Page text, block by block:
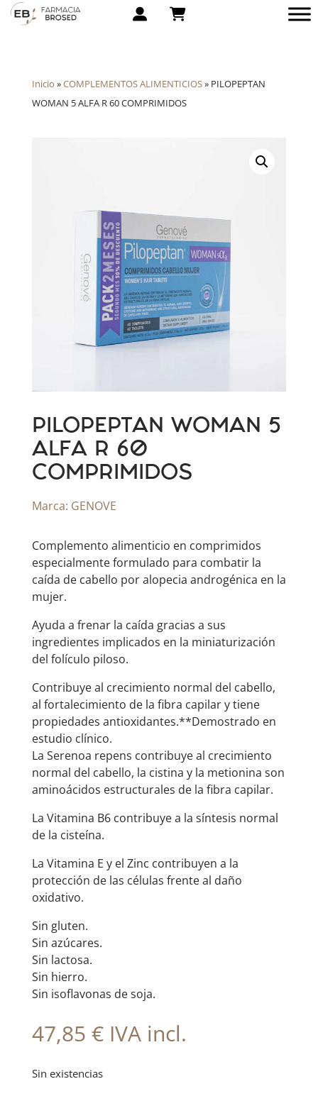
Inicio »COMPLEMENTOS ALIMENTICIOS» PILOPEPTAN
WOMAN 5 ALFA R 60 COMPRIMIDOS
PILOPEPTAN WOMAN 5
ALFA R 60
COMPRIMIDOS
Marca: GENOVE
Complemento alimenticio en comprimidos
especialmente formulado para combatir la
caída de cabello por alopecia androgénica en la
mujer.
Ayuda a frenar la caída gracias a sus
ingredientes implicados en la miniaturización
del folículo piloso.
Contribuye al crecimiento normal del cabello,
al fortalecimiento de la fibra capilar y tiene
propiedades antioxidantes.**Demostrado en
estudio clínico.
La Serenoa repens contribuye al crecimiento
normal del cabello, la cistina y la metionina son
aminoácidos estructurales de la fibra capilar.
La Vitamina B6 contribuye a la síntesis normal
de la cisteína.
La Vitamina E y el Zinc contribuyen a la
protección de las células frente al daño
oxidativo.
Sin gluten.
Sin azúcares.
Sin lactosa.
Sin hierro.
Sin isoflavonas de soja.
47,85 € IVA incl.
Sin existencias